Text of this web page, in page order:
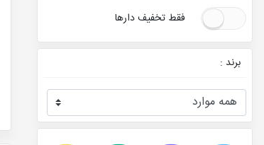
فقط تخفیف دارها
برند :
همه موارد